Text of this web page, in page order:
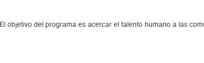
objetivo del programa es acercar el talento humano a las